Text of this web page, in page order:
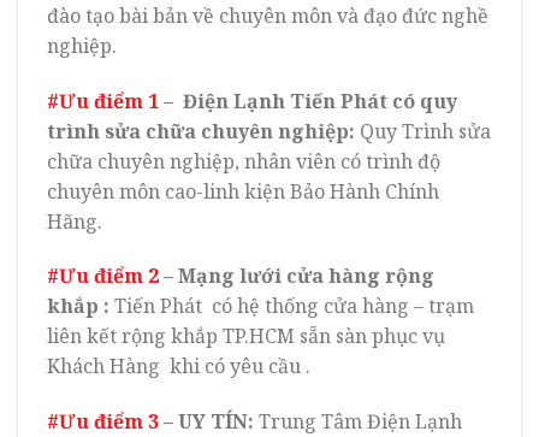
đào tạo bài bản về chuyên môn và đạo đức nghề
nghiệp.
#Ưu điểm 1– Điện Lạnh Tiến Phát có quy
trình sửa chữa chuyên nghiệp: Quy Trình sửa
chữa chuyên nghiệp, nhân viên có trình độ
chuyên môn cao-linh kiện Bảo Hành Chính
Hãng.
#Ưu điểm 2– Mạng lưới cửa hàng rộng
khắp : Tiến Phát có hệ thống cửa hàng – trạm
liên kết rộng khắp TP.HCM sẵn sàn phục vụ
Khách Hàng khi có yêu cầu .
#Ưu điểm 3– UY TÍN: Trung Tâm Điện Lạnh